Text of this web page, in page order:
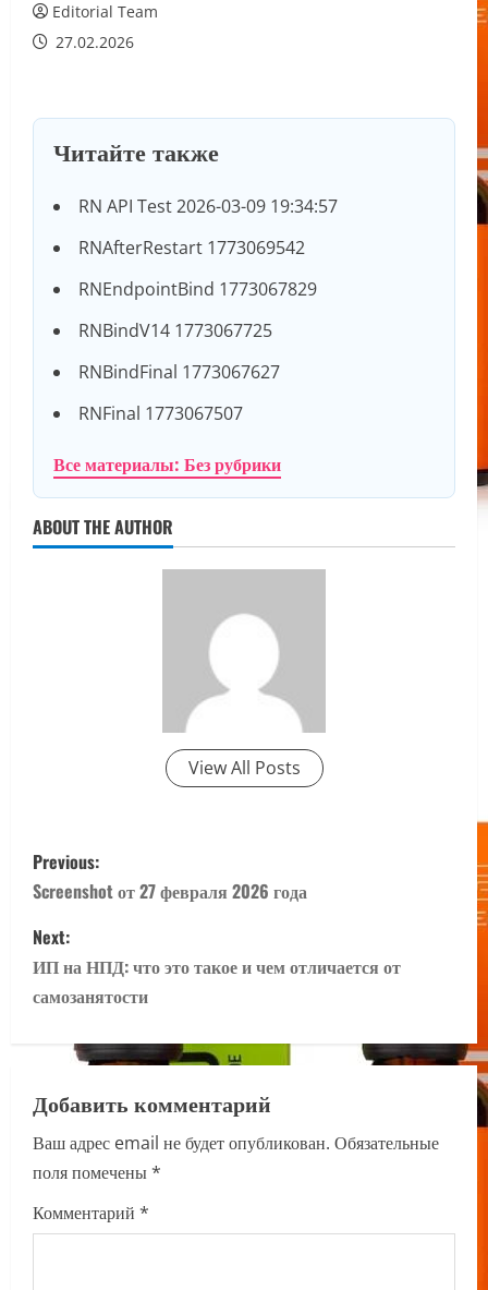
Editorial Team
27.02.2026
Читайте также
RN API Test 2026-03-09 19:34:57
RNAfterRestart 1773069542
RNEndpointBind 1773067829
RNBindV14 1773067725
RNBindFinal 1773067627
RNFinal 1773067507
Все материалы: Без рубрики
ABOUT THE AUTHOR
View All Posts
P
o
s
t
v
i
g
Previous:
Screenshot от 27 февраля 2026 года
Next:
ИП на НПД: что это такое и чем отличается от
самозанятости
Добавить комментарий
Ваш адрес email не будет опубликован. Обязательные
поля помечены*
Комментарий *